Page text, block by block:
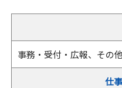
事務・受付・広報、その他
仕